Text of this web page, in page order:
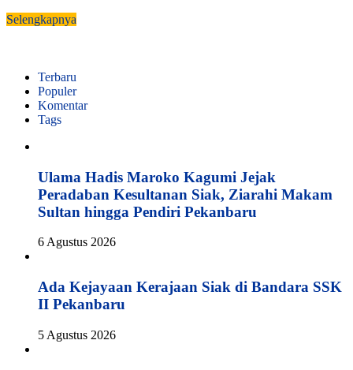
Selengkapnya
Terbaru
Populer
Komentar
Tags
Ulama Hadis Maroko Kagumi Jejak
Peradaban Kesultanan Siak, Ziarahi Makam
Sultan hingga Pendiri Pekanbaru
6 Agustus 2026
Ada Kejayaan Kerajaan Siak di Bandara SSK
II Pekanbaru
5 Agustus 2026